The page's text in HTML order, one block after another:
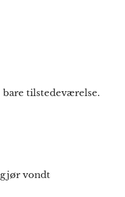
tilstedeværelse.
gjør vondt